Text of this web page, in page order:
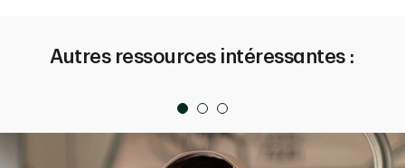
Autres ressources intéressantes :